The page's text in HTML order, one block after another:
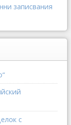
записвания
с